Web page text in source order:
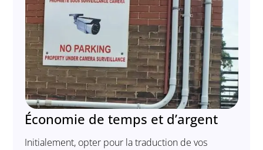
Économie de temps et d’argent
Initialement, opter pour la traduction de vos